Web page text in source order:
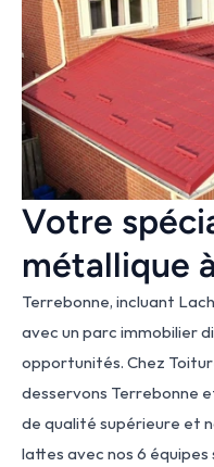
Votre
métallique
Terrebonne, incluant
avec un parc immobilier
opportunités. Chez
desservons Terrebonne
de qualité supérieure et
lattes avec nos 6